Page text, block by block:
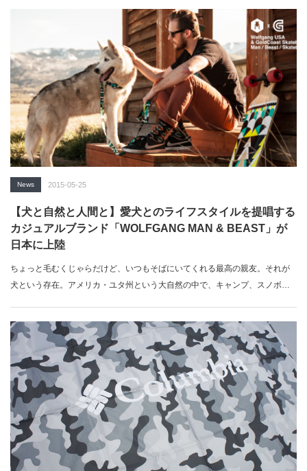
News 2015-05-25
【犬と自然と人間と】愛犬とのライフスタイルを提唱する
カジュアルブランド「WOLFGANG MAN & BEAST」が
日本に上陸
ちょっと毛むくじゃらだけど、いつもそばにいてくれる最高の親友。それが
犬という存在。アメリカ・ユタ州という大自然の中で、キャンプ、スノボ、